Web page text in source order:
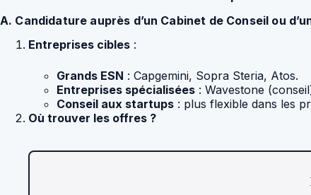
A. Candidature auprès d’un Cabinet de Conseil ou
Entreprises cibles :
Grands ESN : Capgemini, Sopra Steria, Atos.
Entreprises spécialisées : Wavestone
Conseil aux startups : plus flexible dans les
Où trouver les offres ?